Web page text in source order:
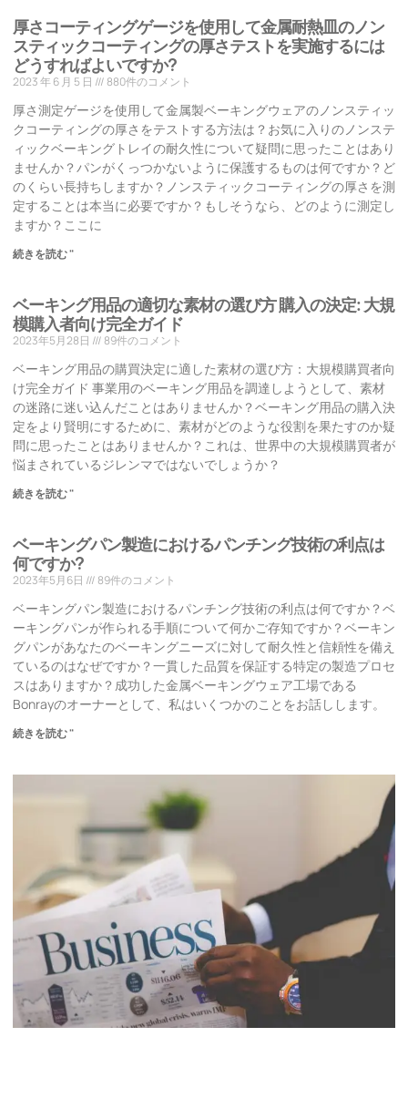
厚さコーティングゲージを使用して金属耐熱皿のノン
スティックコーティングの厚さテストを実施するには
どうすればよいですか?
2023 年 6 月 5 日 880件のコメント
厚さ測定ゲージを使用して金属製ベーキングウェアのノンスティッ
クコーティングの厚さをテストする方法は？お気に入りのノンステ
ィックベーキングトレイの耐久性について疑問に思ったことはあり
ませんか？パンがくっつかないように保護するものは何ですか？ど
のくらい長持ちしますか？ノンスティックコーティングの厚さを測
定することは本当に必要ですか？もしそうなら、どのように測定し
ますか？ここに
続きを読む "
ベーキング用品の適切な素材の選び方 購入の決定: 大規
模購入者向け完全ガイド
2023年5月28日 89件のコメント
ベーキング用品の購買決定に適した素材の選び方：大規模購買者向
け完全ガイド 事業用のベーキング用品を調達しようとして、素材
の迷路に迷い込んだことはありませんか？ベーキング用品の購入決
定をより賢明にするために、素材がどのような役割を果たすのか疑
問に思ったことはありませんか？これは、世界中の大規模購買者が
悩まされているジレンマではないでしょうか？
続きを読む "
ベーキングパン製造におけるパンチング技術の利点は
何ですか?
2023年5月6日 89件のコメント
ベーキングパン製造におけるパンチング技術の利点は何ですか？ベ
ーキングパンが作られる手順について何かご存知ですか？ベーキン
グパンがあなたのベーキングニーズに対して耐久性と信頼性を備え
ているのはなぜですか？一貫した品質を保証する特定の製造プロセ
スはありますか？成功した金属ベーキングウェア工場である
Bonrayのオーナーとして、私はいくつかのことをお話しします。
続きを読む "